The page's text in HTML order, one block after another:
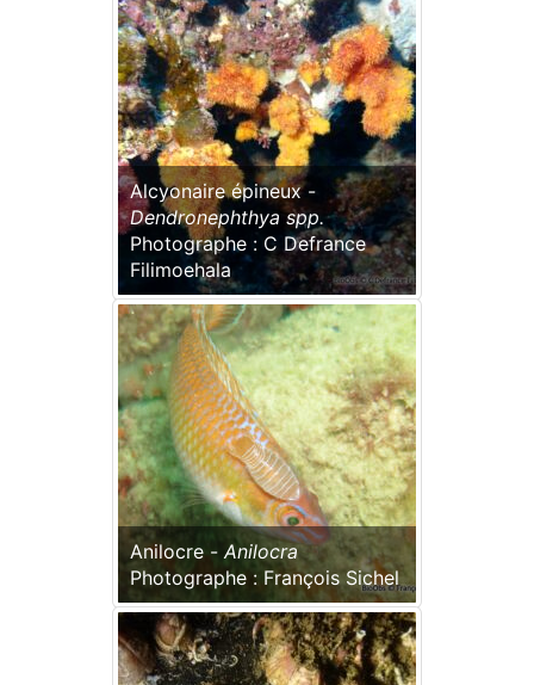
Alcyonaire épineux -
Dendronephthya spp.
Photographe : C Defrance
Filimoehala
Anilocre -Anilocra
Photographe : François Sichel